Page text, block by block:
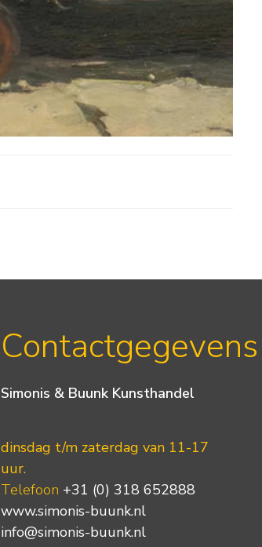
Contactgegevens
Simonis & Buunk Kunsthandel
dinsdag t/m zaterdag van 11-17
uur.
Telefoon +31 (0) 318 652888
www.simonis-buunk.nl
info@simonis-buunk.nl